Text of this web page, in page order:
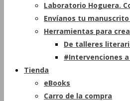
Laboratorio Hoguera.
Envíanos tu
Herramientas para
De talleres
#Intervenciones
Tienda
eBooks
Carro de la compra